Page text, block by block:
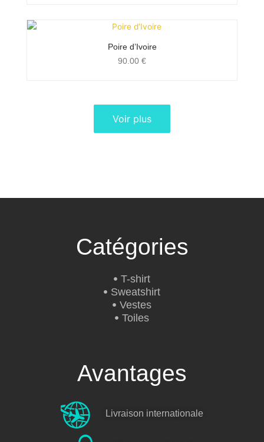
Poire d’Ivoire
90.00 €
Voir plus
Catégories
T-shirt
Sweatshirt
Vestes
Toiles
Avantages
Livraison internationale